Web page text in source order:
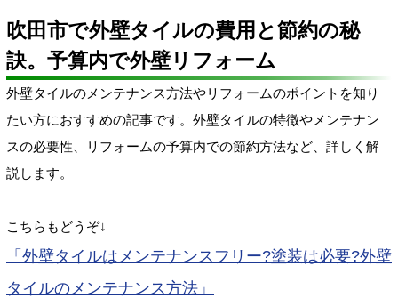
吹田市で外壁タイルの費用と節約の秘
訣。予算内で外壁リフォーム
外壁タイルのメンテナンス方法やリフォームのポイントを知り
たい方におすすめの記事です。外壁タイルの特徴やメンテナン
スの必要性、リフォームの予算内での節約方法など、詳しく解
説します。
こちらもどうぞ↓
「外壁タイルはメンテナンスフリー?塗装は必要?外壁
タイルのメンテナンス方法」